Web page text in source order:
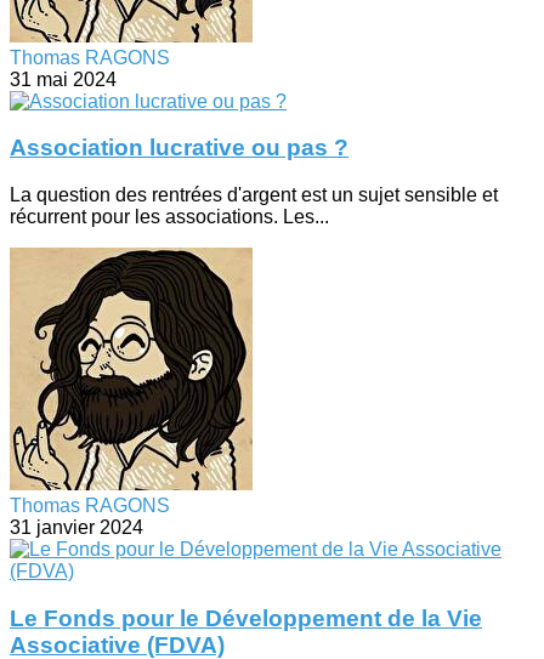
Thomas RAGONS
31 mai 2024
Association lucrative ou pas ?
La question des rentrées d'argent est un sujet sensible et
récurrent pour les associations. Les...
Thomas RAGONS
31 janvier 2024
Le Fonds pour le Développement de la Vie
Associative (FDVA)